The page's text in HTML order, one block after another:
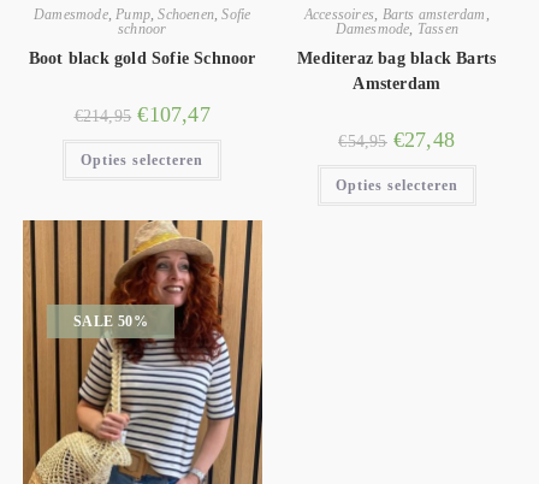
Damesmode, Pump ,Schoenen ,Sofie
schnoor
Boot black gold Sofie Schnoor
€214,95 €107,47
Opties selecteren
Accessoires Barts amsterdam
Damesmode Tassen
Mediteraz bag black Barts
Amsterdam
€54,95 €27,48
Opties selecteren
SALE 50%